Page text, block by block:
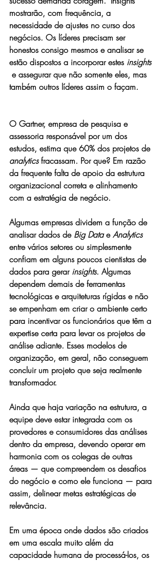
mostrarão, com frequência, a
necessidade de ajustes no curso dos
negócios. Os líderes precisam ser
honestos consigo mesmos e analisar se
estão dispostos a incorporar estes insights
e assegurar que não somente eles, mas
também outros líderes assim o façam.
O Gartner, empresa de pesquisa e
assessoria responsável por um dos
estudos, estima que 60% dos projetos de
analytics fracassam. Por que? Em razão
da frequente falta de apoio da estrutura
organizacional correta e alinhamento
com a estratégia de negócio.
Algumas empresas dividem a função de
analisar dados de Big Data e Analytics
entre vários setores ou simplesmente
confiam em alguns poucos cientistas de
dados para gerar insights. Algumas
dependem demais de ferramentas
tecnológicas e arquiteturas rígidas e não
se empenham em criar o ambiente certo
para incentivar os funcionários que têm a
expertise certa para levar os projetos de
análise adiante. Esses modelos de
organização, em geral, não conseguem
concluir um projeto que seja realmente
transformador.
Ainda que haja variação na estrutura, a
equipe deve estar integrada com os
provedores e consumidores das análises
dentro da empresa, devendo operar em
harmonia com os colegas de outras
áreas — que compreendem os desafios
do negócio e como ele funciona — para
assim, delinear metas estratégicas de
relevância.
Em uma época onde dados são criados
em uma escala muito além da
capacidade humana de processá-los, os